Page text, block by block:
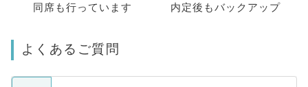
同席も行っています
内定後もバックアップ
よくあるご質問